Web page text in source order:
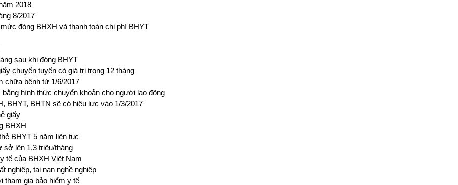
2018
8/2017
đóng BHXH và thanh toán chi phí BHYT
sau khi đóng BHYT
chuyển tuyến có giá trị trong 12 tháng
chữa bệnh từ 1/6/2017
hình thức chuyển khoản cho người lao động
BHYT, BHTN sẽ có hiệu lực vào 1/3/2017
giấy
BHXH
BHYT 5 năm liên tục
sở lên 1,3 triệu/tháng
tế của BHXH Việt Nam
nghiệp, tai nạn nghề nghiệp
tham gia bảo hiểm y tế